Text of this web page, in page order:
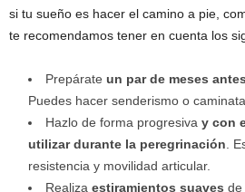
si tu sueño es hacer el camino a pie,
te recomendamos tener en cuenta los
Prepárate un par de meses
Puedes hacer senderismo o
Hazlo de forma progresiva y con
utilizar durante la peregrinación .
resistencia y movilidad articular.
Realiza estiramientos suaves de